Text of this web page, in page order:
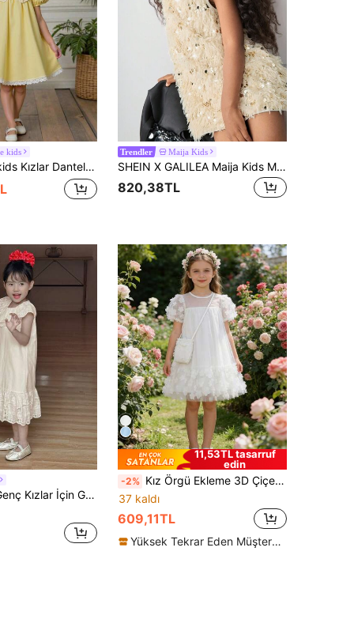
kids
Stil, Zarif ve Ferahlatıcı Görünüm, Kızlar İçin Yaz Sarısı Vintage Kız Elbisesi Omuzlarınızı Kapatan Kızlar İçin Çocuk Elbiseleri
Trendler Maija Kids
SHEIN X GALILEA Maija Kids Maija Kids Genç Kız Tüylü Payetli Dekor Kolsuz Yuvarlak Yaka Elbise
820,38TL
Günlük Elbise, Sonbahar Tatil Kombinleri
11,53TL tasarruf
edin
-2% Kız Örgü Ekleme 3D Çiçek Moda Prenses Elbise Askılı Çanta, Yaz
37 kaldı
609,11TL
Yüksek Tekrar Eden Müşteriler